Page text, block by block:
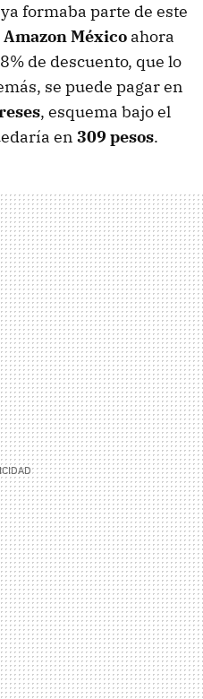
formaba parte de este
Amazon México ahora
de descuento, que lo
se puede pagar en
, esquema bajo el
en 309 pesos.